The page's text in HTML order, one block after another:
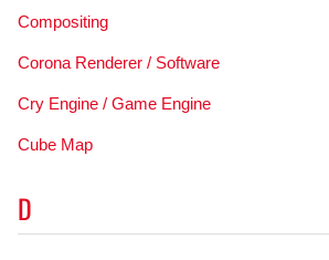
Compositing
Corona Renderer / Software
Cry Engine / Game Engine
Cube Map
D